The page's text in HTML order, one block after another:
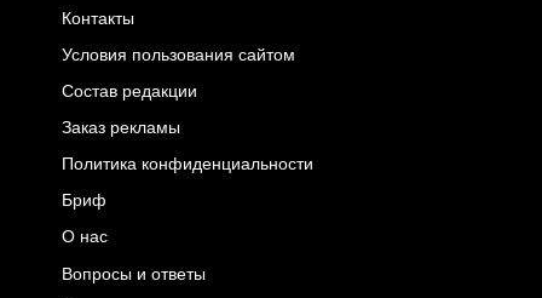
Контакты
Условия пользования сайтом
Состав редакции
Заказ рекламы
Политика конфиденциальности
Бриф
О нас
Вопросы и ответы